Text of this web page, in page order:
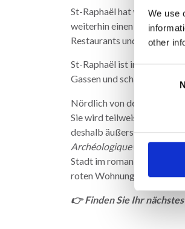
We use
other
Selection
St-Raphaël hat vor allem
weiterhin einen
Restaurants und Cafés.
St-Raphaël ist im
Gassen und schattigen
Nördlich von der
Sie wird teilweise
deshalb äußerst
Archéologique
Stadt im romanisch-
roten Wohnungskomplex
👉Finden Sie Ihr